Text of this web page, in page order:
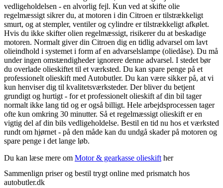
vedligeholdelsen - en alvorlig fejl. Kun ved at skifte olie
regelmæssigt sikrer du, at motoren i din Citroen er tilstrækkeligt
smurt, og at stempler, ventiler og cylindre er tilstrækkeligt afkølet.
Hvis du ikke skifter olien regelmæssigt, risikerer du at beskadige
motoren. Normalt giver din Citroen dig en tidlig advarsel om lavt
olieindhold i systemet i form af en advarselslampe (oliedåse). Du må
under ingen omstændigheder ignorere denne advarsel. I stedet bør
du overlade olieskiftet til et værksted. Du kan spare penge på et
professionelt olieskift med Autobutler. Du kan være sikker på, at vi
kun henviser dig til kvalitetsværksteder. Der bliver du betjent
grundigt og hurtigt - for et professionelt olieskift af din bil tager
normalt ikke lang tid og er også billigt. Hele arbejdsprocessen tager
ofte kun omkring 30 minutter. Så et regelmæssigt olieskift er en
vigtig del af din bils vedligeholdelse. Bestil en tid nu hos et værksted
rundt om hjørnet - på den måde kan du undgå skader på motoren og
spare penge i det lange løb.
Du kan læse mere om Motor & gearkasse olieskift her
Sammenlign priser og bestil trygt online med prismatch hos
autobutler.dk